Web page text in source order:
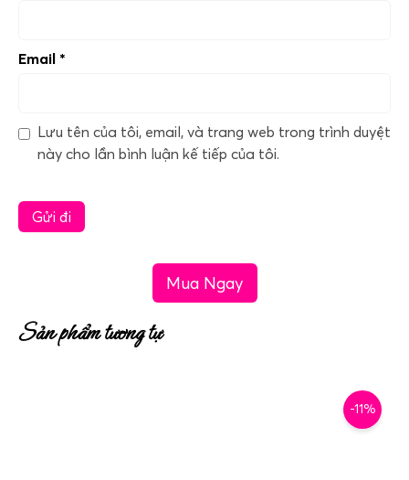
Email *
Lưu tên của tôi, email, và trang web trong trình duyệt
này cho lần bình luận kế tiếp của tôi.
Mua Ngay
Sản phẩm tương tự
-11%